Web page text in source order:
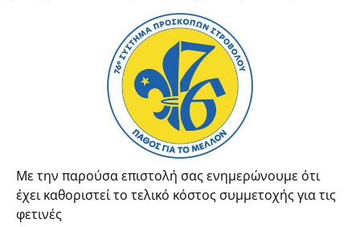
Με την παρούσα επιστολή σας ενημερώνουμε ότι
έχει καθοριστεί το τελικό κόστος συμμετοχής για τις
φετινές